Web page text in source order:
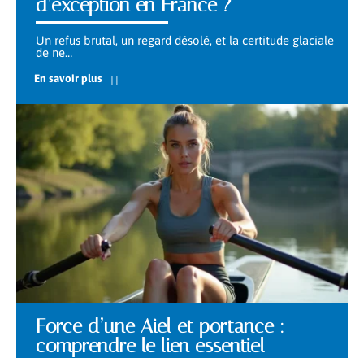
Un refus brutal, un regard désolé, et la certitude glaciale
de ne…
En savoir plus
Force d’une Aiel et portance :
comprendre le lien essentiel